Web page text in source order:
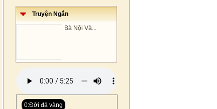
Truyện Ngắn
Bà Nội Và...
0:Đời đá vàng